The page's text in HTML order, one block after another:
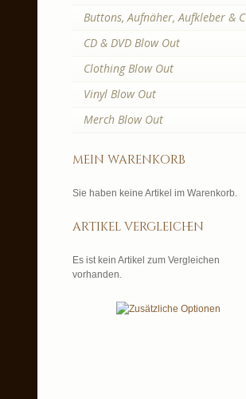
Buttons, Aufnäher, Aufkleber & C
CD & DVD Blow Out
Clothing Blow Out
Vinyl Blow Out
Merch Blow Out
mein warenkorb
Sie haben keine Artikel im Warenkorb.
artikel vergleichen
Es ist kein Artikel zum Vergleichen
vorhanden.